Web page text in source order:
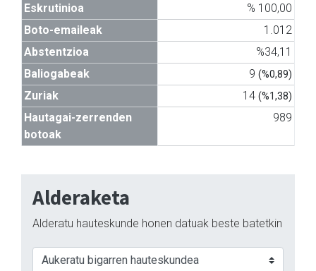
Eskrutinioa
% 100,00
Boto-emaileak
1.012
Abstentzioa
%34,11
Baliogabeak
9 (%0,89)
Zuriak 14 (%1,38)
Hautagai-zerrenden
botoak
989
Alderaketa
Alderatu hauteskunde honen datuak beste batetkin